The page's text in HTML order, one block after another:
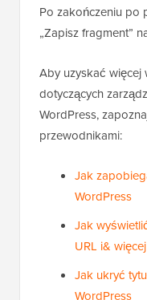
Po zakończeniu po
Aby uzyskać
dotyczących
WordPress,
Jak
Jak
Jak ukryć